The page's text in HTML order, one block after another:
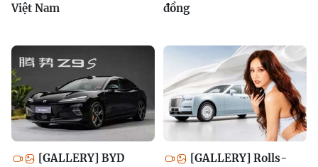
Việt Nam
đồng
[GALLERY] BYD
[GALLERY] Rolls-